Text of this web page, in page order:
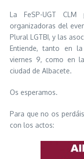
La FeSP-UGT
organizadoras del
Plural LGTBI, y las
Entiende, tanto en
viernes 9, como en
ciudad de Albacete.
Os esperamos.
Para que no os
con los actos: